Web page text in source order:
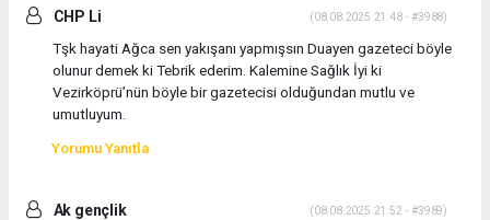
CHP Li (08.08.2025 21:48 - #3988)
Tşk hayati Ağca sen yakışanı yapmışsın Duayen gazeteci böyle
olunur demek ki Tebrik ederim. Kalemine Sağlık İyi ki
Vezirköprü’nün böyle bir gazetecisi olduğundan mutlu ve
umutluyum.
Yorumu Yanıtla
Ak gençlik (08.08.2025 21:52 - #3989)